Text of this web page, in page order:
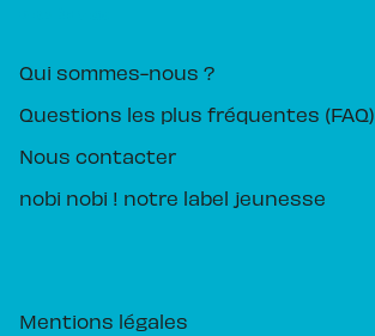
Qui sommes-nous ?
Questions les plus fréquentes (FAQ)
Nous contacter
nobi nobi ! notre label jeunesse
Mentions légales